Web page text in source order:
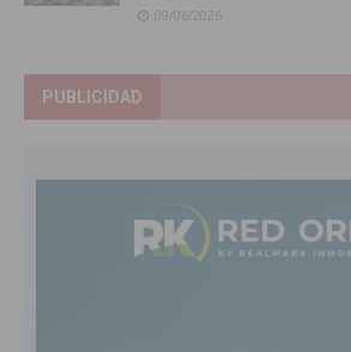
09/06/2026
PUBLICIDAD